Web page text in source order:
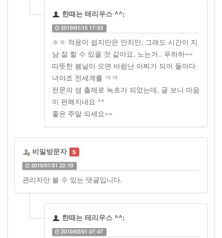
한때는 테리우스 ^^;
2010/01/15 17:33
ㅎㅎ 적응이 쉽지만은 안치만, 그래도 시간이 지
남 잘 할 수 있을 것 같아요, 노는거.. 푸하하~~
따뜻한 봄날이 오면 바람난 아찌가 되어 돌아다
녀야죠 전세계를 ㅋㅋ
전문의 셤 출제로 녹초가 되었는데, 글 보니 마음
이 편해지네요 ^^
좋은 주말 되세요~~
비밀방문자
2010/01/31 22:10
관리자만 볼 수 있는 댓글입니다.
한때는 테리우스 ^^;
2010/02/01 07:47